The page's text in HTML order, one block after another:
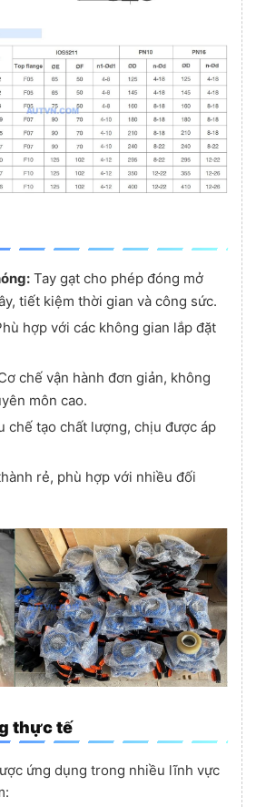
Tay gạt cho phép đóng mở
tiết kiệm thời gian và công sức.
hợp với các không gian lắp đặt
chế vận hành đơn giản, không
môn cao.
chế tạo chất lượng, chịu được áp
rẻ, phù hợp với nhiều đối
thực tế
ứng dụng trong nhiều lĩnh vực